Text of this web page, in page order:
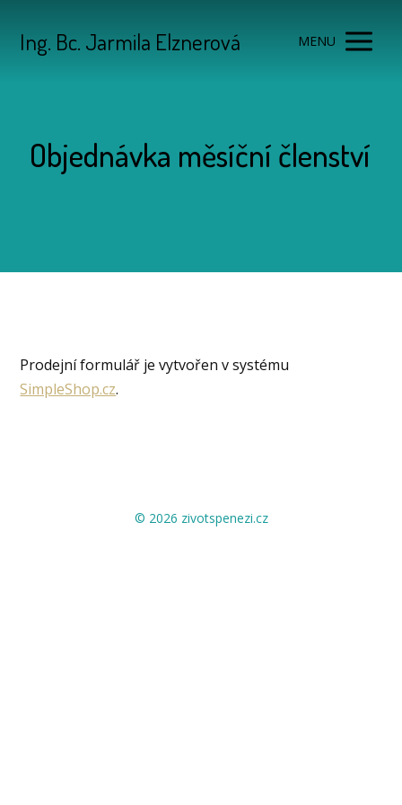
Ing. Bc. Jarmila Elznerová MENU
Objednávka měsíční členství
Prodejní formulář je vytvořen v systému
SimpleShop.cz.
© 2026 zivotspenezi.cz